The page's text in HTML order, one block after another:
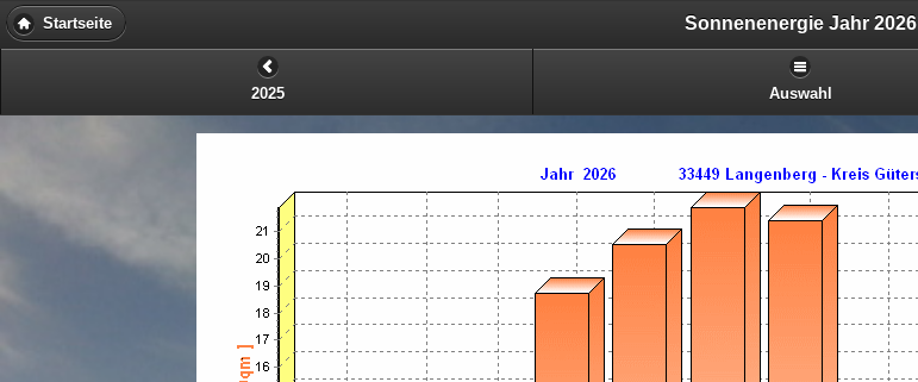
Startseite Sonnenenergie Jahr 2026
2025 Auswahl